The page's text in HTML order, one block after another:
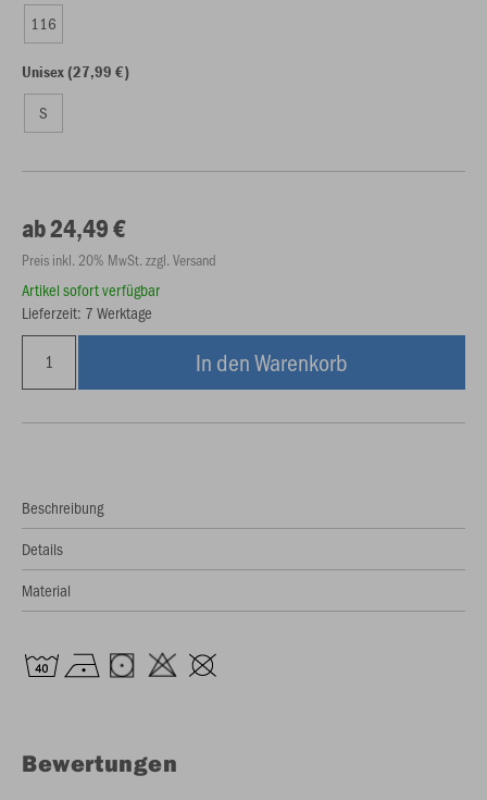
116
Unisex (27,99 €)
S
ab 24,49 €
Preis inkl. 20% MwSt. zzgl. Versand
Artikel sofort verfügbar
Lieferzeit: 7 Werktage
In den Warenkorb
Beschreibung
Details
Material
Bewertungen